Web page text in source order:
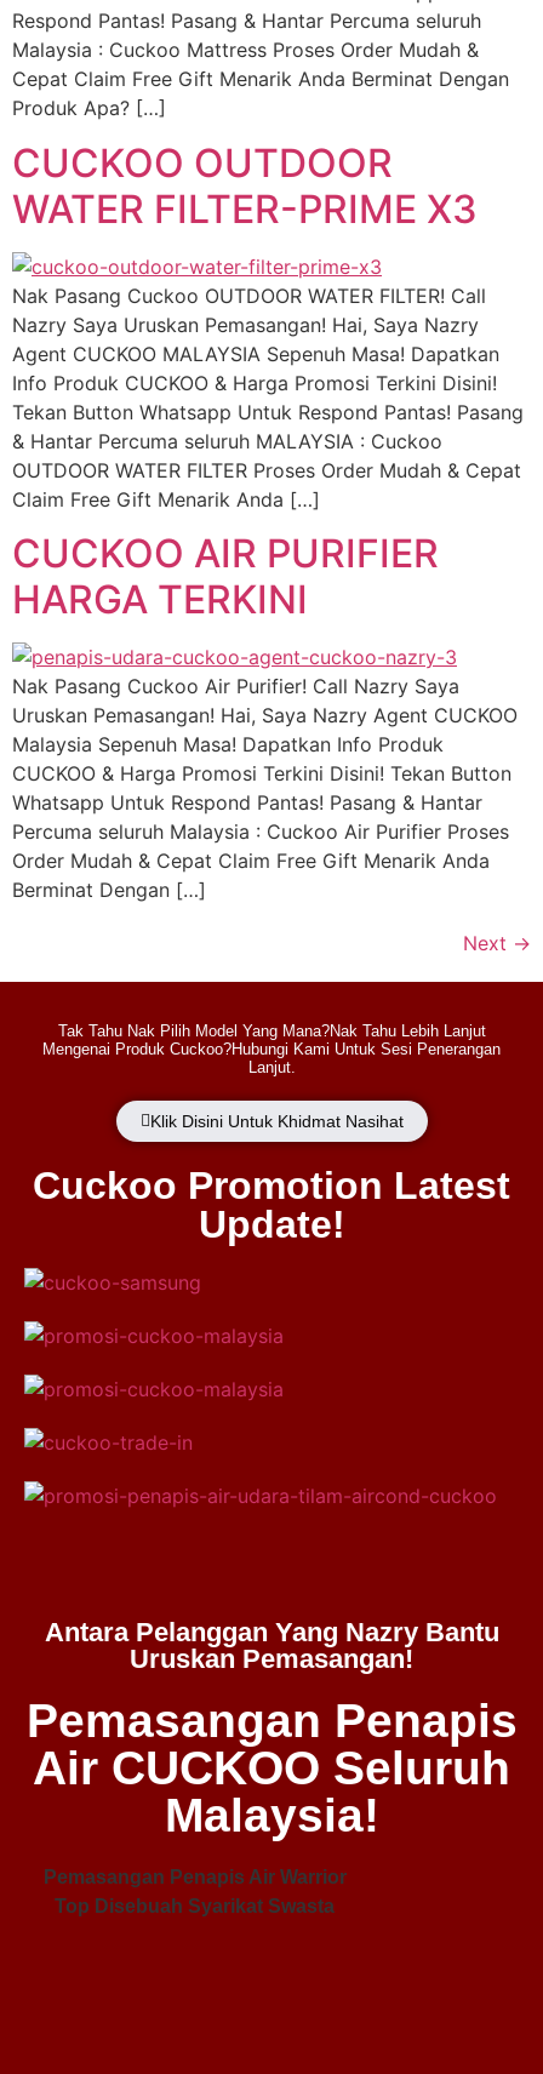
Respond Pantas! Pasang & Hantar Percuma seluruh
Malaysia : Cuckoo Mattress Proses Order Mudah &
Cepat Claim Free Gift Menarik Anda Berminat Dengan
Produk Apa? […]
CUCKOO OUTDOOR
WATER FILTER-PRIME X3
Nak Pasang Cuckoo OUTDOOR WATER FILTER! Call
Nazry Saya Uruskan Pemasangan! Hai, Saya Nazry
Agent CUCKOO MALAYSIA Sepenuh Masa! Dapatkan
Info Produk CUCKOO & Harga Promosi Terkini Disini!
Tekan Button Whatsapp Untuk Respond Pantas! Pasang
& Hantar Percuma seluruh MALAYSIA : Cuckoo
OUTDOOR WATER FILTER Proses Order Mudah & Cepat
Claim Free Gift Menarik Anda […]
CUCKOO AIR PURIFIER
HARGA TERKINI
Nak Pasang Cuckoo Air Purifier! Call Nazry Saya
Uruskan Pemasangan! Hai, Saya Nazry Agent CUCKOO
Malaysia Sepenuh Masa! Dapatkan Info Produk
CUCKOO & Harga Promosi Terkini Disini! Tekan Button
Whatsapp Untuk Respond Pantas! Pasang & Hantar
Percuma seluruh Malaysia : Cuckoo Air Purifier Proses
Order Mudah & Cepat Claim Free Gift Menarik Anda
Berminat Dengan […]
Next →
Tak Tahu Nak Pilih Model Yang Mana?Nak Tahu Lebih Lanjut
Mengenai Produk Cuckoo?Hubungi Kami Untuk Sesi Penerangan
Lanjut.
Klik Disini Untuk Khidmat Nasihat
Cuckoo Promotion Latest
Update!
Antara Pelanggan Yang Nazry Bantu
Uruskan Pemasangan!
Pemasangan Penapis
Air CUCKOO Seluruh
Malaysia!
Pemasangan Penapis Air Warrior
Top Disebuah Syarikat Swasta